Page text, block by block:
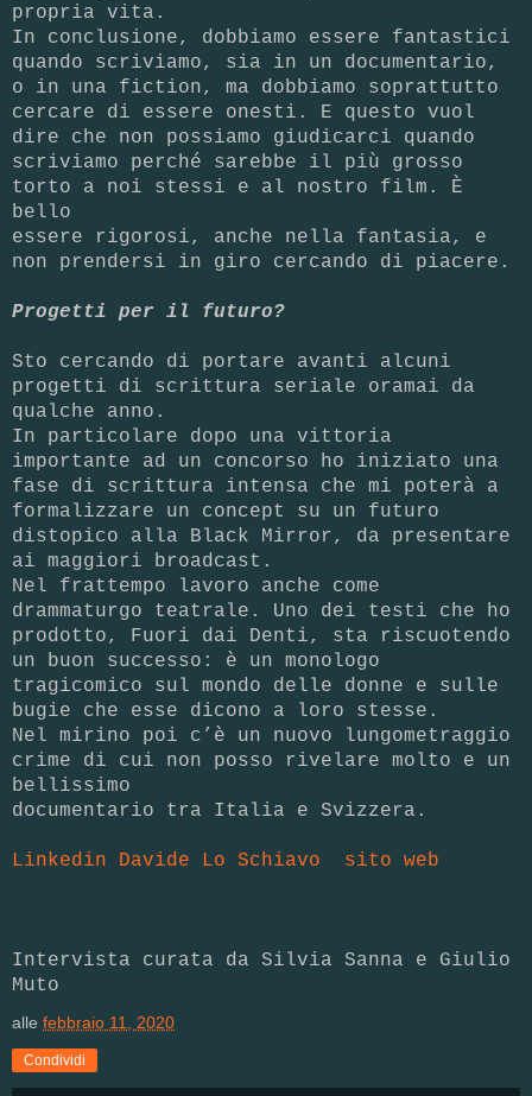
propria vita.
In conclusione, dobbiamo essere fantastici
quando scriviamo, sia in un documentario,
o in una fiction, ma dobbiamo soprattutto
cercare di essere onesti. E questo vuol
dire che non possiamo giudicarci quando
scriviamo perché sarebbe il più grosso
torto a noi stessi e al nostro film. È
bello
essere rigorosi, anche nella fantasia, e
non prendersi in giro cercando di piacere.
Progetti per il futuro?
Sto cercando di portare avanti alcuni
progetti di scrittura seriale oramai da
qualche anno.
In particolare dopo una vittoria
importante ad un concorso ho iniziato una
fase di scrittura intensa che mi poterà a
formalizzare un concept su un futuro
distopico alla Black Mirror, da presentare
ai maggiori broadcast.
Nel frattempo lavoro anche come
drammaturgo teatrale. Uno dei testi che ho
prodotto, Fuori dai Denti, sta riscuotendo
un buon successo: è un monologo
tragicomico sul mondo delle donne e sulle
bugie che esse dicono a loro stesse.
Nel mirino poi c’è un nuovo lungometraggio
crime di cui non posso rivelare molto e un
bellissimo
documentario tra Italia e Svizzera.
Linkedin Davide Lo Schiavo sito web
Intervista curata da Silvia Sanna e Giulio
Muto
alle febbraio 11, 2020
Condividi